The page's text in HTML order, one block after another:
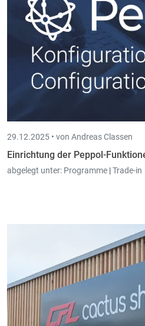
automatisch dem Kunden oder
die Rückgabe macht.
29.12.2025 • von Andreas Classen
Einrichtung der Peppol-
abgelegt unter: Programme |Trade-in